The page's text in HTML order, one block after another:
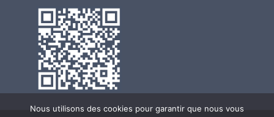
Nous utilisons des cookies pour garantir que nous vous